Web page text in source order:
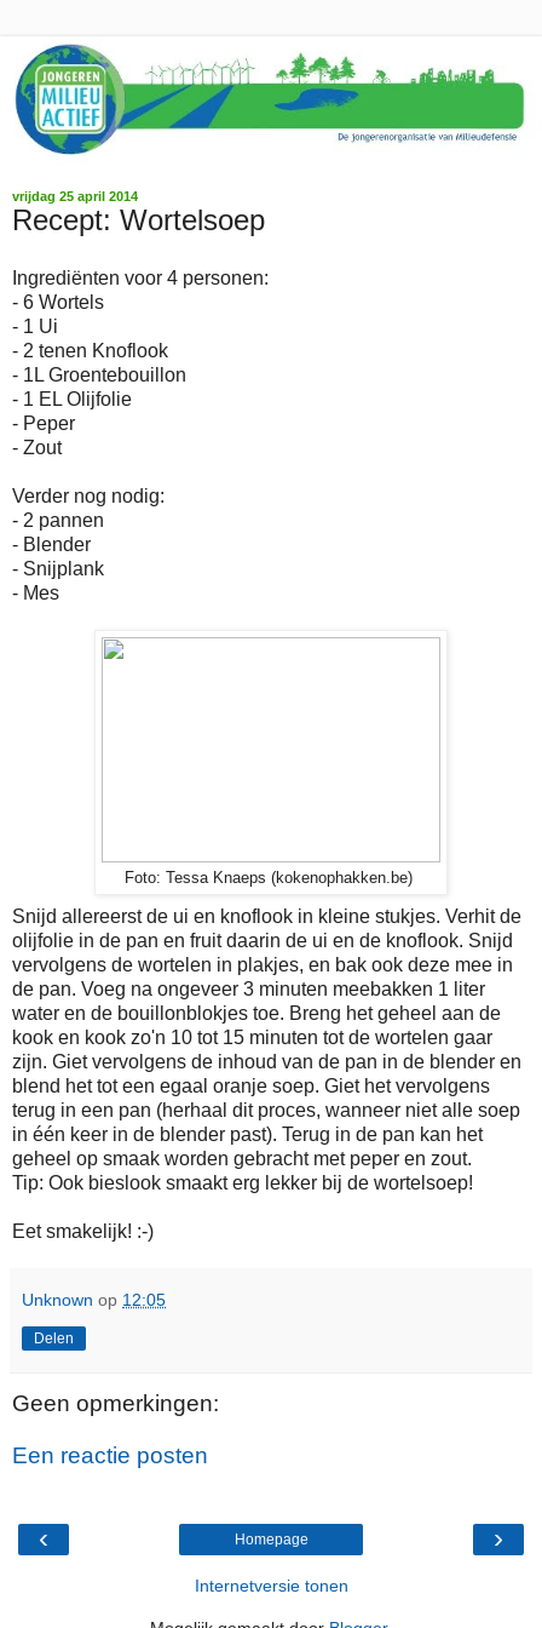
vrijdag 25 april 2014
Recept: Wortelsoep
Ingrediënten voor 4 personen:
- 6 Wortels
- 1 Ui
- 2 tenen Knoflook
- 1L Groentebouillon
- 1 EL Olijfolie
- Peper
- Zout
Verder nog nodig:
- 2 pannen
- Blender
- Snijplank
- Mes
Foto: Tessa Knaeps (kokenophakken.be)
Snijd allereerst de ui en knoflook in kleine stukjes. Verhit de
olijfolie in de pan en fruit daarin de ui en de knoflook. Snijd
vervolgens de wortelen in plakjes, en bak ook deze mee in
de pan. Voeg na ongeveer 3 minuten meebakken 1 liter
water en de bouillonblokjes toe. Breng het geheel aan de
kook en kook zo'n 10 tot 15 minuten tot de wortelen gaar
zijn. Giet vervolgens de inhoud van de pan in de blender en
blend het tot een egaal oranje soep. Giet het vervolgens
terug in een pan (herhaal dit proces, wanneer niet alle soep
in één keer in de blender past). Terug in de pan kan het
geheel op smaak worden gebracht met peper en zout.
Tip: Ook bieslook smaakt erg lekker bij de wortelsoep!
Eet smakelijk! :-)
Unknown op 12:05
Delen
Geen opmerkingen:
Een reactie posten
‹ ›
Homepage
Internetversie tonen